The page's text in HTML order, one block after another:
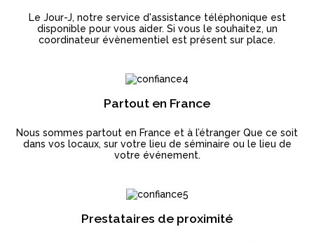
Le Jour-J, notre service d'assistance téléphonique est
disponible pour vous aider. Si vous le souhaitez, un
coordinateur évènementiel est présent sur place.
Partout en France
Nous sommes partout en France et à l’étranger Que ce soit
dans vos locaux, sur votre lieu de séminaire ou le lieu de
votre événement.
Prestataires de proximité